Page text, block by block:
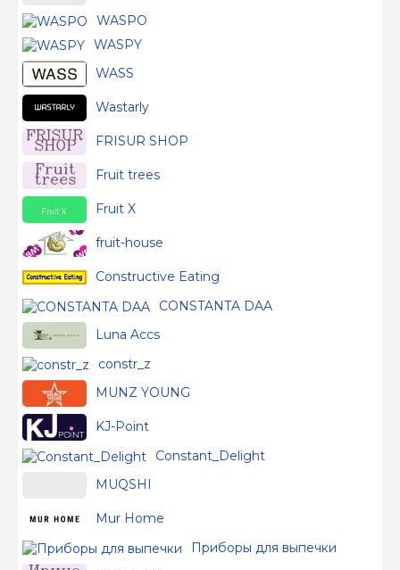
WASPO
WASPY
WASS
Wastarly
FRISUR SHOP
Fruit trees
Fruit X
fruit-house
Constructive Eating
CONSTANTA DAA
Luna Accs
constr_z
MUNZ YOUNG
KJ-Point
Constant_Delight
MUQSHI
Mur Home
Приборы для выпечки